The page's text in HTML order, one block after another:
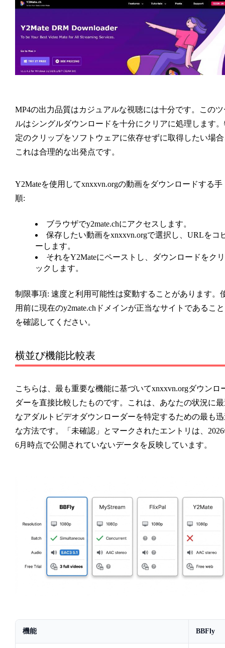
MP4の出力品質はカジュアルな視聴には十分です。このツ
ルはシングルダウンロードを十分にクリアに処理します
定のクリップをソフトウェアに依存せずに取得したい場
これは合理的な出発点です。
Y2Mateを使用してxnxxvn.orgの動画をダウンロードする手
順:
ブラウザでy2mate.chにアクセスします。
保存したい動画をxnxxvn.orgで選択し、URLをコ
ーします。
それをY2Mateにペーストし、ダウンロードをクリ
ックします。
制限事項: 速度と利用可能性は変動することがあります。
用前に現在のy2mate.chドメインが正当なサイトであること
を確認してください。
横並び機能比較表
こちらは、最も重要な機能に基づいてxnxxvn.orgダウンロ
ダーを直接比較したものです。これは、あなたの状況に
なアダルトビデオダウンローダーを特定するための最も
な方法です。「未確認」とマークされたエントリは、
6月時点で公開されていないデータを反映しています。
機能 BBFly